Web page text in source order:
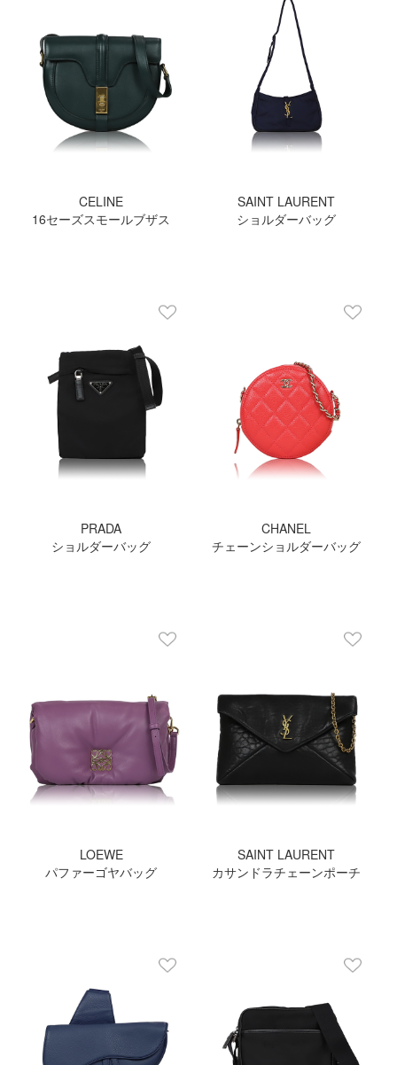
CELINE
16セーズスモールブザス
SAINT LAURENT
ショルダーバッグ
PRADA
ショルダーバッグ
CHANEL
チェーンショルダーバッグ
LOEWE
パファーゴヤバッグ
SAINT LAURENT
カサンドラチェーンポーチ